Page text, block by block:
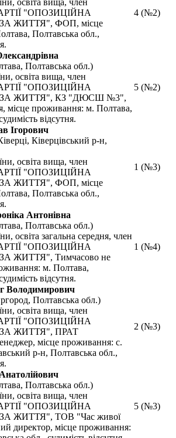
"ОПОЗИЦІЙНА
ЖИТТЯ", ФОП, місце
Полтавська обл.,
4 (№2)
Полтавська обл.)
освіта вища, член
"ОПОЗИЦІЙНА
ЖИТТЯ", КЗ "ДЮСШ №3",
місце проживання: м. Полтава,
відсутня.
5 (№2)
Ігорович
Ківерцівський р-н,
освіта вища, член
"ОПОЗИЦІЙНА
ЖИТТЯ", ФОП, місце
Полтавська обл.,
1 (№3)
Антонівна
Полтавська обл.)
освіта загальна середня, член
"ОПОЗИЦІЙНА
ЖИТТЯ", Тимчасово не
м. Полтава,
відсутня.
1 (№4)
Полтавська обл.)
освіта вища, член
"ОПОЗИЦІЙНА
ЖИТТЯ", ПРАТ
місце проживання: с.
р-н, Полтавська обл.,
2 (№3)
Полтавська обл.)
освіта вища, член
"ОПОЗИЦІЙНА
ЖИТТЯ", ТОВ "Час живої
директор, місце проживання:
5 (№3)